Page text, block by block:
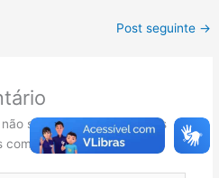
Post seguinte →
será publicado. Campos
com
*